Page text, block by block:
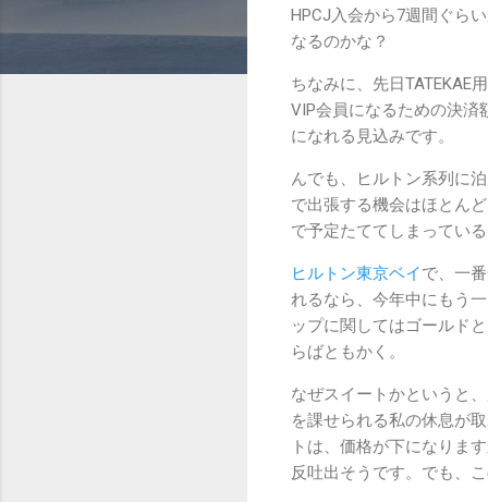
HPCJ入会から7週間ぐら
なるのかな？
ちなみに、先日TATEKAE
VIP会員になるための決済
になれる見込みです。
んでも、ヒルトン系列に
で出張する機会はほとん
で予定たててしまってい
ヒルトン東京ベイで、一
れるなら、今年中にもう
ップに関してはゴールド
らばともかく。
なぜスイートかというと
を課せられる私の休息が
トは、価格が下になりま
反吐出そうです。でも、